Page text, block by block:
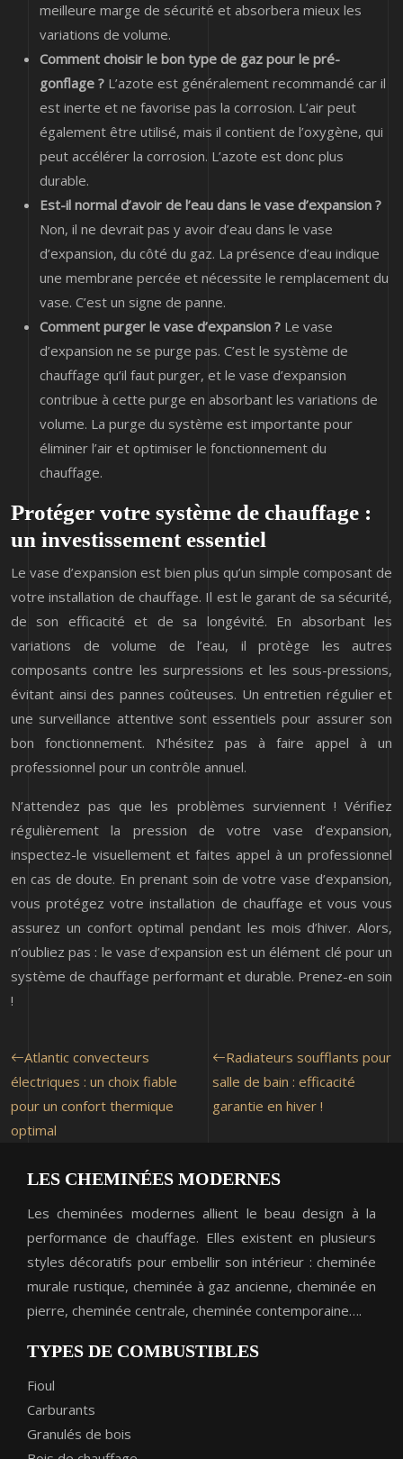
meilleure marge de sécurité et absorbera mieux les
variations de volume.
Comment choisir le bon type de gaz pour le pré-
gonflage ? L’azote est généralement recommandé car il
est inerte et ne favorise pas la corrosion. L’air peut
également être utilisé, mais il contient de l’oxygène, qui
peut accélérer la corrosion. L’azote est donc plus
durable.
Est-il normal d’avoir de l’eau dans le vase d’expansion ?
Non, il ne devrait pas y avoir d’eau dans le vase
d’expansion, du côté du gaz. La présence d’eau indique
une membrane percée et nécessite le remplacement du
vase. C’est un signe de panne.
Comment purger le vase d’expansion ? Le vase
d’expansion ne se purge pas. C’est le système de
chauffage qu’il faut purger, et le vase d’expansion
contribue à cette purge en absorbant les variations de
volume. La purge du système est importante pour
éliminer l’air et optimiser le fonctionnement du
chauffage.
Protéger votre système de chauffage :
un investissement essentiel
Le vase d’expansion est bien plus qu’un simple composant de
votre installation de chauffage. Il est le garant de sa sécurité,
de son efficacité et de sa longévité. En absorbant les
variations de volume de l’eau, il protège les autres
composants contre les surpressions et les sous-pressions,
évitant ainsi des pannes coûteuses. Un entretien régulier et
une surveillance attentive sont essentiels pour assurer son
bon fonctionnement. N’hésitez pas à faire appel à un
professionnel pour un contrôle annuel.
N’attendez pas que les problèmes surviennent ! Vérifiez
régulièrement la pression de votre vase d’expansion,
inspectez-le visuellement et faites appel à un professionnel
en cas de doute. En prenant soin de votre vase d’expansion,
vous protégez votre installation de chauffage et vous vous
assurez un confort optimal pendant les mois d’hiver. Alors,
n’oubliez pas : le vase d’expansion est un élément clé pour un
système de chauffage performant et durable. Prenez-en soin
!
Atlantic convecteurs
électriques : un choix fiable
pour un confort thermique
optimal
Radiateurs soufflants pour
salle de bain : efficacité
garantie en hiver !
LES CHEMINÉES MODERNES
Les cheminées modernes allient le beau design à la
performance de chauffage. Elles existent en plusieurs
styles décoratifs pour embellir son intérieur : cheminée
murale rustique, cheminée à gaz ancienne, cheminée en
pierre, cheminée centrale, cheminée contemporaine….
TYPES DE COMBUSTIBLES
Fioul
Carburants
Granulés de bois